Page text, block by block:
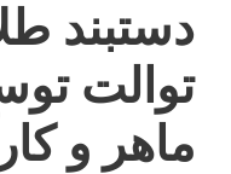
دستبند
توالت
ماهر و